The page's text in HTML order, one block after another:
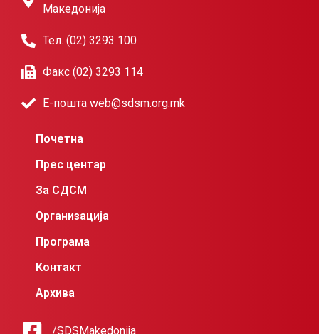
Македонија
Тел. (02) 3293 100
Факс (02) 3293 114
Е-пошта web@sdsm.org.mk
Почетна
Прес центар
За СДСМ
Организација
Програма
Контакт
Архива
/SDSMakedonija